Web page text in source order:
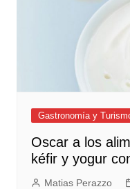
Gastronomía y
Oscar a los
kéfir y yogur
Matias Perazzo